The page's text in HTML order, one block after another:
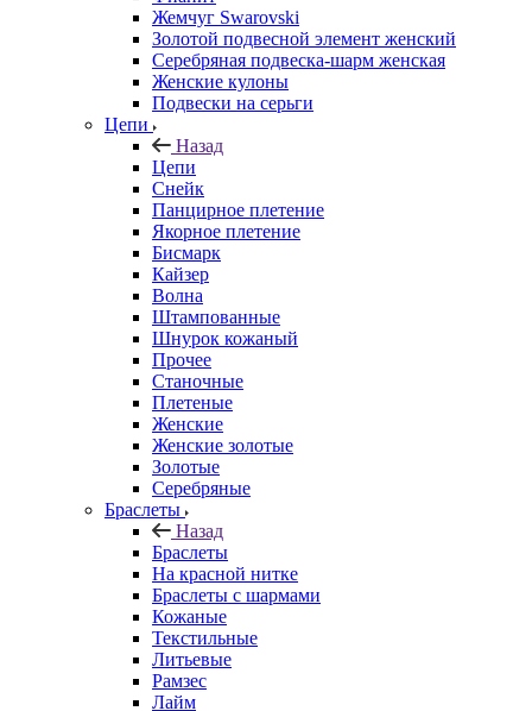
Жемчуг Swarovski
Золотой подвесной элемент женcкий
Серебряная подвеска-шарм женская
Женские кулоны
Подвески на серьги
Цепи
Назад
Цепи
Снейк
Панцирное плетение
Якорное плетение
Бисмарк
Кайзер
Волна
Штампованные
Шнурок кожаный
Прочее
Станочные
Плетеные
Женские
Женские золотые
Золотые
Серебряные
Браслеты
Назад
Браслеты
На красной нитке
Браслеты с шармами
Кожаные
Текстильные
Литьевые
Рамзес
Лайм